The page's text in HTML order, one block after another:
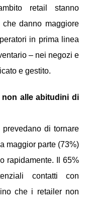
retail stanno
danno maggiore
in prima linea
– nei negozi e
e gestito.
non alle abitudini di
di tornare
maggior parte (73%)
rapidamente. Il 65%
contatti con
che i retailer non